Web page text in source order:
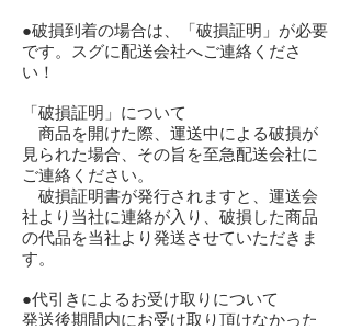
●破損到着の場合は、「破損証明」が必要
です。スグに配送会社へご連絡くださ
い！
「破損証明」について
商品を開けた際、運送中による破損が
見られた場合、その旨を至急配送会社に
ご連絡ください。
破損証明書が発行されますと、運送会
社より当社に連絡が入り、破損した商品
の代品を当社より発送させていただきま
す。
●代引きによるお受け取りについて
発送後期間内にお受け取り頂けなかった